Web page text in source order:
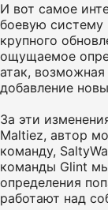
И вот самое
боевую систему
крупного
ощущаемое
атак,
добавление
За эти
Maltiez, автор
команду,
команды Glint
определения
работают над